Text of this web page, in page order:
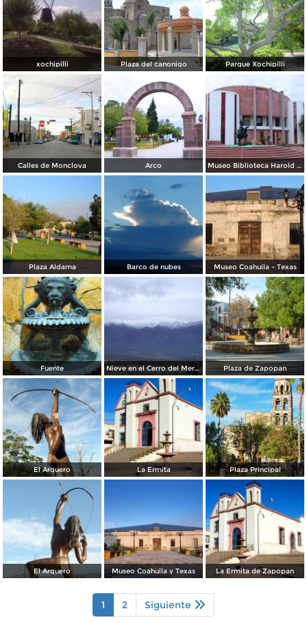
xochipilli Plaza del canonigo Parque Xochipilli
Calles de Monclova Arco Museo Biblioteca Harold Pape
Plaza Aldama Barco de nubes Museo Coahuila - Texas
Fuente Nieve en el Cerro del Mercado Plaza de Zapopan
El Arquero La Ermita Plaza Principal
El Arquero Museo Coahuila y Texas La Ermita de Zapopan
1 2 Siguiente